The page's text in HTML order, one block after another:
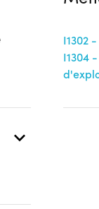
I1302
I1304